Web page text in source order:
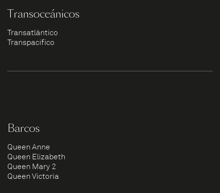
Transoceánicos
Transatlántico
Transpacífico
Barcos
Queen Anne
Queen Elizabeth
Queen Mary 2
Queen Victoria